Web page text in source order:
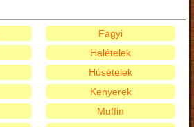
Fagyi
Halételek
Húsételek
Kenyerek
Muffin